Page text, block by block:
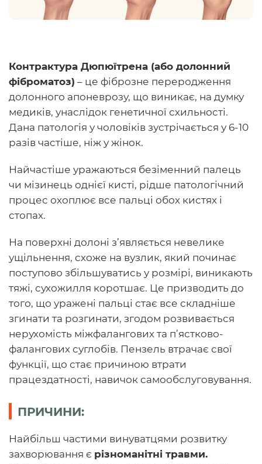
Контрактура Дюпюїтрена (або долонний
фіброматоз) – це фіброзне переродження
долонного апоневрозу, що виникає, на думку
медиків, унаслідок генетичної схильності.
Дана патологія у чоловіків зустрічається у 6-10
разів частіше, ніж у жінок.
Найчастіше уражаються безіменний палець
чи мізинець однієї кисті, рідше патологічний
процес охоплює все пальці обох кистях і
стопах.
На поверхні долоні з’являється невелике
ущільнення, схоже на вузлик, який починає
поступово збільшуватись у розмірі, виникають
тяжі, сухожилля коротшає. Це призводить до
того, що уражені пальці стає все складніше
згинати та розгинати, згодом розвивається
нерухомість міжфалангових та п’ястково-
фалангових суглобів. Пензель втрачає свої
функції, що стає причиною втрати
працездатності, навичок самообслуговування.
ПРИЧИНИ:
Найбільш частими винуватцями розвитку
захворювання є різноманітні травми.